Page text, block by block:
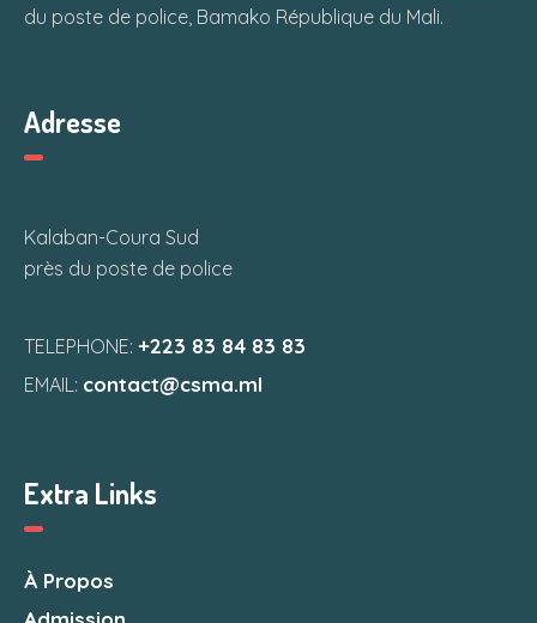
du poste de police, Bamako République du Mali.
Adresse
Kalaban-Coura Sud
près du poste de police
TELEPHONE:+223 83 84 83 83
EMAIL: contact@csma.ml
Extra Links
À Propos